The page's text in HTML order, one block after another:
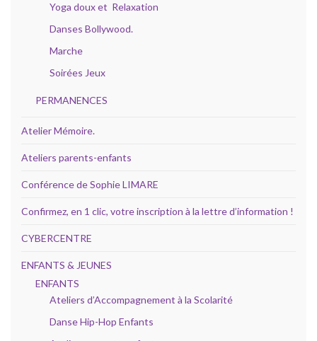
Yoga doux et Relaxation
Danses Bollywood.
Marche
Soirées Jeux
PERMANENCES
Atelier Mémoire.
Ateliers parents-enfants
Conférence de Sophie LIMARE
Confirmez, en 1 clic, votre inscription à la lettre d’information !
CYBERCENTRE
ENFANTS & JEUNES
ENFANTS
Ateliers d’Accompagnement à la Scolarité
Danse Hip-Hop Enfants